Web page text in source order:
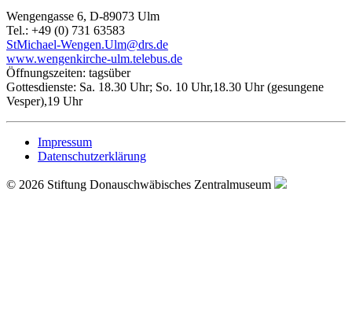
Wengengasse 6, D-89073 Ulm
Tel.: +49 (0) 731 63583
StMichael-Wengen.Ulm@drs.de
www.wengenkirche-ulm.telebus.de
Öffnungszeiten: tagsüber
Gottesdienste: Sa. 18.30 Uhr; So. 10 Uhr,18.30 Uhr (gesungene
Vesper),19 Uhr
Impressum
Datenschutzerklärung
© 2026 Stiftung Donauschwäbisches Zentralmuseum